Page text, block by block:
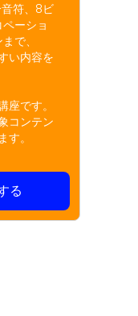
符、8ビ
ーショ
で、
い内容を
です。
コンテン
。
る